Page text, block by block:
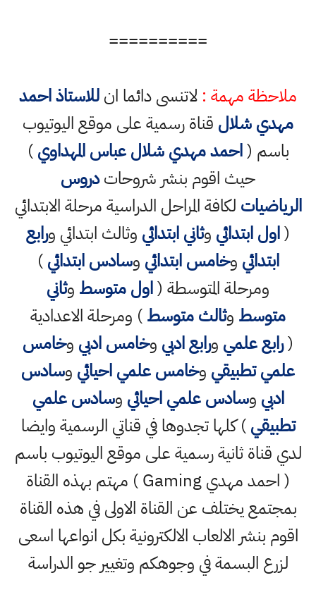
==========
ملاحظة مهمة : لاتنسى دائما انللاستاذ احمد
مهدي شلال قناة رسمية على موقع اليوتيوب
باسم (احمد مهدي شلال عباس المهداوي)
حيث اقوم بنشر شروحاتدروس
الرياضيات لكافة المراحل الدراسية مرحلة الابتدائي
(اول ابتدائي وثاني ابتدائي وثالث ابتدائي ورابع
ابتدائي وخامس ابتدائي وسادس ابتدائي)
ومرحلة المتوسطة (اول متوسط وثاني
متوسط وثالث متوسط) ومرحلة الاعدادية
(رابع علمي ورابع ادبي وخامس ادبي وخامس
علمي تطبيقي وخامس علمي احيائي وسادس
ادبي وسادس علمي احيائي وسادس علمي
تطبيقي) كلها تجدوها في قناتي الرسمية وايضا
لدي قناة ثانية رسمية على موقع اليوتيوب باسم
( احمد مهدي Gaming ) مهتم بهذه القناة
بمجتمع يختلف عن القناة الاولى في هذه القناة
اقوم بنشر الالعاب الالكترونية بكل انواعها اسعى
لزرع البسمة في وجوهكم وتغيير جو الدراسة